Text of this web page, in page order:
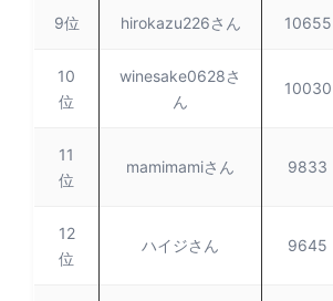
9位 hirokazu226さん 10655
10
位
winesake0628さ
ん
10030
11
位
mamimamiさん 9833
12
位
ハイジさん 9645